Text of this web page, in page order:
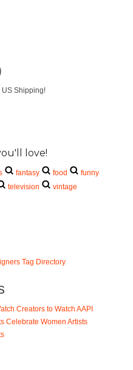
US Shipping!
love!
fantasy food
funny
television vintage
Tag Directory
Creators to Watch AAPI
Celebrate Women Artists